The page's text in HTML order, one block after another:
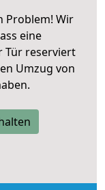
Problem! Wir
eine
Tür reserviert
Umzug von